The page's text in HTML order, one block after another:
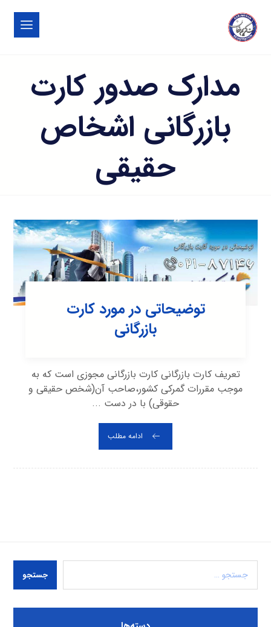
مدارک صدور کارت
بازرگانی اشخاص
حقیقی
توضیحاتی در مورد کارت
بازرگانی
تعریف کارت بازرگانی کارت بازرگانی مجوزی است که به
موجب مقررات گمرکی کشور،صاحب آن(شخص حقیقی و
حقوقی) با در دست ...
ادامه مطلب
جستجو